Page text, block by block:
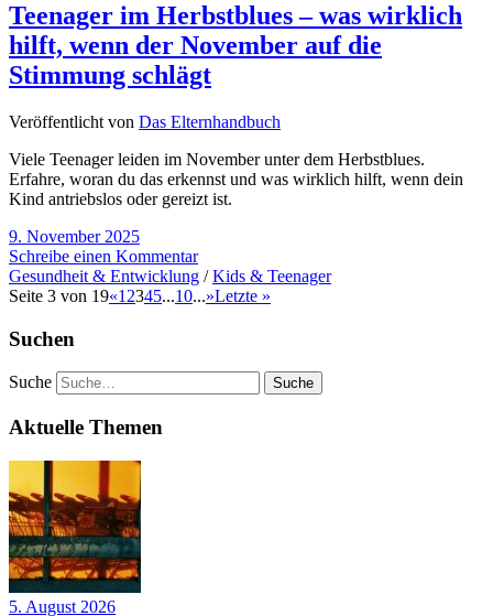
Teenager im Herbstblues – was wirklich
hilft, wenn der November auf die
Stimmung schlägt
Veröffentlicht von Das Elternhandbuch
Viele Teenager leiden im November unter dem Herbstblues.
Erfahre, woran du das erkennst und was wirklich hilft, wenn dein
Kind antriebslos oder gereizt ist.
9. November 2025
Schreibe einen Kommentar
Gesundheit & Entwicklung /Kids & Teenager
Seite 3 von 19«1 2345...10...»Letzte »
Suchen
Suche
Aktuelle Themen
5. August 2026